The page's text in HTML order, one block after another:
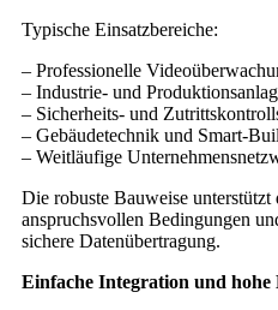
Typische Einsatzbereiche:
– Professionelle
– Industrie- und
– Sicherheits- und
– Gebäudetechnik und Smart-
– Weitläufige
Die robuste Bauweise
anspruchsvollen Bedingungen
sichere Datenübertragung.
Einfache Integration und